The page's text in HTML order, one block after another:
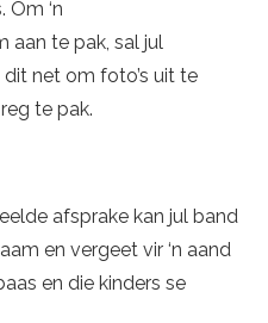
Om ‘n
aan te pak, sal jul
net om foto’s uit te
te pak.
afsprake kan jul band
en vergeet vir ‘n aand
en die kinders se